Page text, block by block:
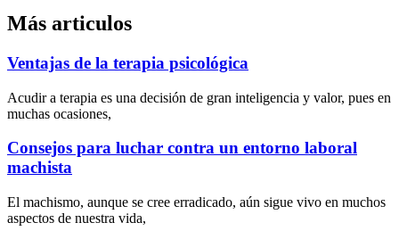
Más articulos
Ventajas de la terapia psicológica
Acudir a terapia es una decisión de gran inteligencia y valor, pues en
muchas ocasiones,
Consejos para luchar contra un entorno laboral
machista
El machismo, aunque se cree erradicado, aún sigue vivo en muchos
aspectos de nuestra vida,